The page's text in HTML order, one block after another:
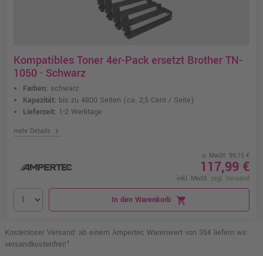
Kompatibles Toner 4er-Pack ersetzt Brother TN-
1050 · Schwarz
Farben: schwarz
Kapazität: bis zu 4800 Seiten (ca. 2,5 Cent / Seite)
Lieferzeit: 1-2 Werktage
mehr Details chevron_right
o. MwSt. 99,15 €
117,99 €
inkl. MwSt. zzgl. Versand
In den Warenkorb shopping_cart
Kostenloser Versand: ab einem Ampertec Warenwert von 35€ liefern wir
versandkostenfrei!¹